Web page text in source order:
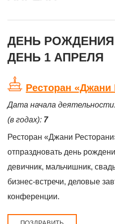
ДЕНЬ
ДЕНЬ 1 АПРЕЛЯ
Ресторан «Джани
Дата начала
(в годах): 7
Ресторан «Джани
отпраздновать день
девичник, мальчишник,
бизнес-встречи, деловые
конференции.